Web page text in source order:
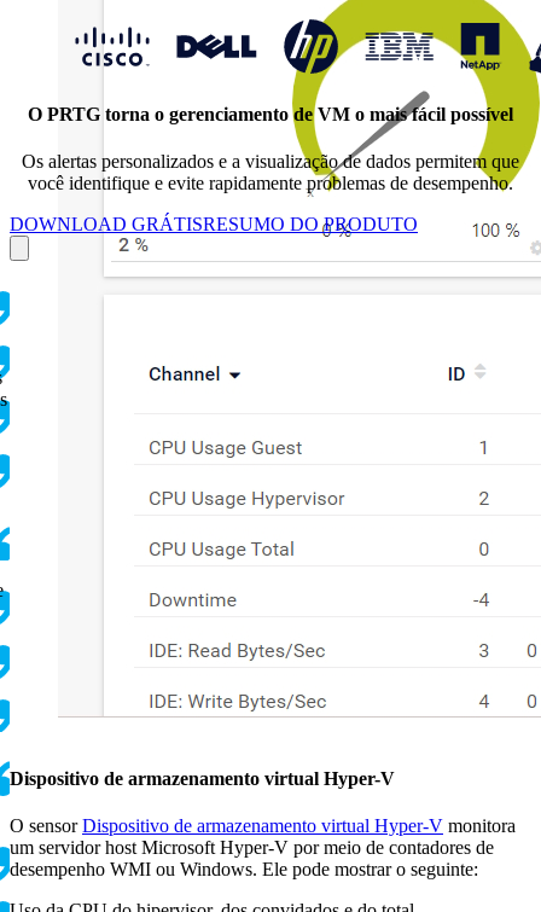
Dispositivo de armazenamento virtual Hyper-V
O sensorDispositivo de armazenamento virtual Hyper-V monitora
um servidor host Microsoft Hyper-V por meio de contadores de
desempenho WMI ou Windows. Ele pode mostrar o seguinte:
O PRTG torna o gerenciamento de VM o mais fácil possível
Os alertas personalizados e a visualização de dados permitem que
você identifique e evite rapidamente problemas de desempenho.
DOWNLOAD GRÁTISRESUMO DO PRODUTO